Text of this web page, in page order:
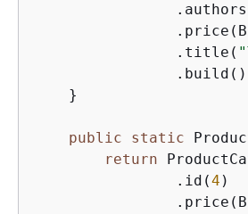
                .title(
    }
public static
return
                .id(
4 )